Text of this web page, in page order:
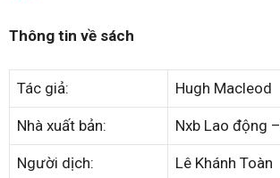
Thông tin về sách
Tác giả: Hugh Macleod
Nhà xuất bản: Nxb Lao động
Người dịch: Lê Khánh Toàn